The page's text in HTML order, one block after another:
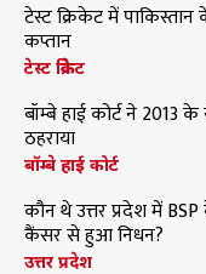
टेस्ट क्रिकेट में
कप्तान
टेस्ट क्रिकेट
बॉम्बे हाई कोर्ट ने 2013
ठहराया
बॉम्बे हाई कोर्ट
कौन थे उत्तर प्रदेश में
कैंसर से हुआ निधन?
उत्तर प्रदेश